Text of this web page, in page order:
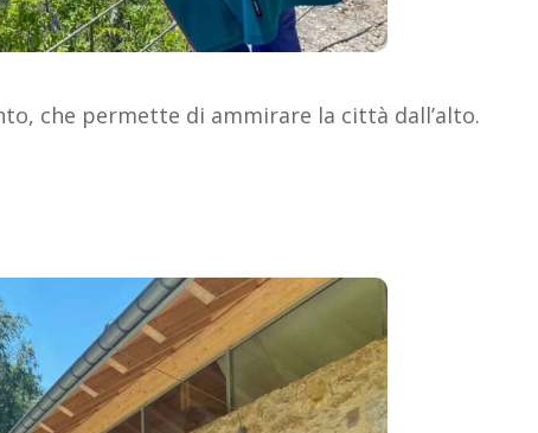
che permette di ammirare la città dall’alto.